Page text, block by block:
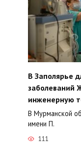
В Заполярье
заболеваний
инженерную
В Мурманской
имени П.
111